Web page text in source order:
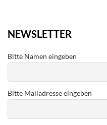
NEWSLETTER
Bitte Namen eingeben
Bitte Mailadresse eingeben